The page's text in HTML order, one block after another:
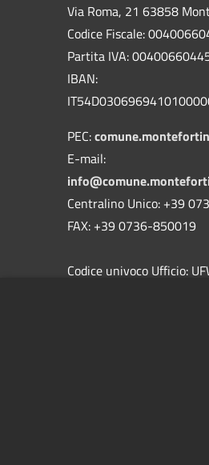
Via Roma, 21 63858
Codice Fiscale:
Partita IVA:
IBAN:
PEC:
E-mail:
Centralino Unico: +39
FAX: +39 0736-850019
Codice univoco Ufficio: